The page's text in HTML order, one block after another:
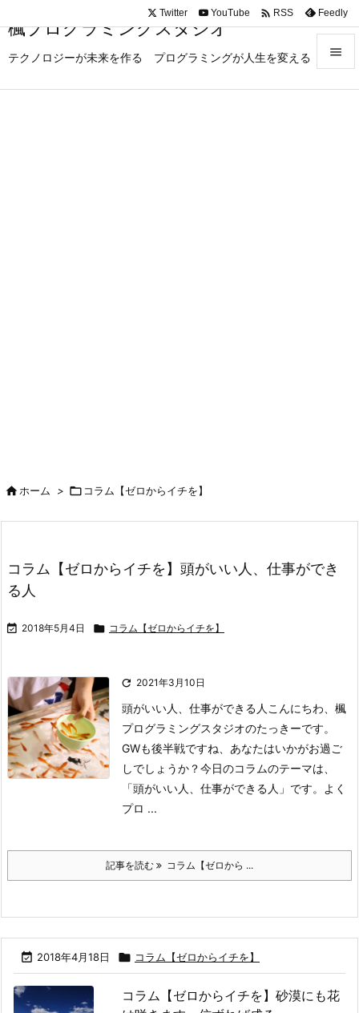
楓プログラミングスタジオ
テクノロジーが未来を作る プログラミングが人生を変える 

Twitter YouTube  RSS Feedly
ホーム >  コラム【ゼロからイチを】
コラム【ゼロからイチを】頭がいい人、仕事ができ
る人
 2018年5月4日  コラム【ゼロからイチを】
 2021年3月10日
頭がいい人、仕事ができる人 こんにちわ、楓
プログラミングスタジオのたっきーです。
GWも後半戦ですね、あなたはいかがお過ご
しでしょうか？今日のコラムのテーマは、
「頭がいい人、仕事ができる人」です。
よく
プロ ...
記事を読む コラム【ゼロから ...
 2018年4月18日  コラム【ゼロからイチを】
コラム【ゼロからイチを】砂漠にも花